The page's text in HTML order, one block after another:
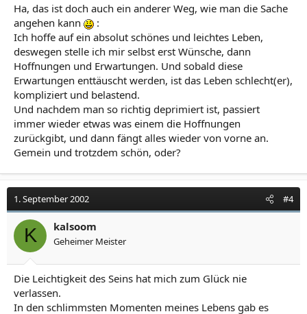
Ha, das ist doch auch ein anderer Weg, wie man die Sache
angehen kann
:
Ich hoffe auf ein absolut schönes und leichtes Leben,
deswegen stelle ich mir selbst erst Wünsche, dann
Hoffnungen und Erwartungen. Und sobald diese
Erwartungen enttäuscht werden, ist das Leben schlecht(er),
kompliziert und belastend.
Und nachdem man so richtig deprimiert ist, passiert
immer wieder etwas was einem die Hoffnungen
zurückgibt, und dann fängt alles wieder von vorne an.
Gemein und trotzdem schön, oder?
1. September 2002 #4
K kalsoom
Geheimer Meister
Die Leichtigkeit des Seins hat mich zum Glück nie
verlassen.
In den schlimmsten Momenten meines Lebens gab es